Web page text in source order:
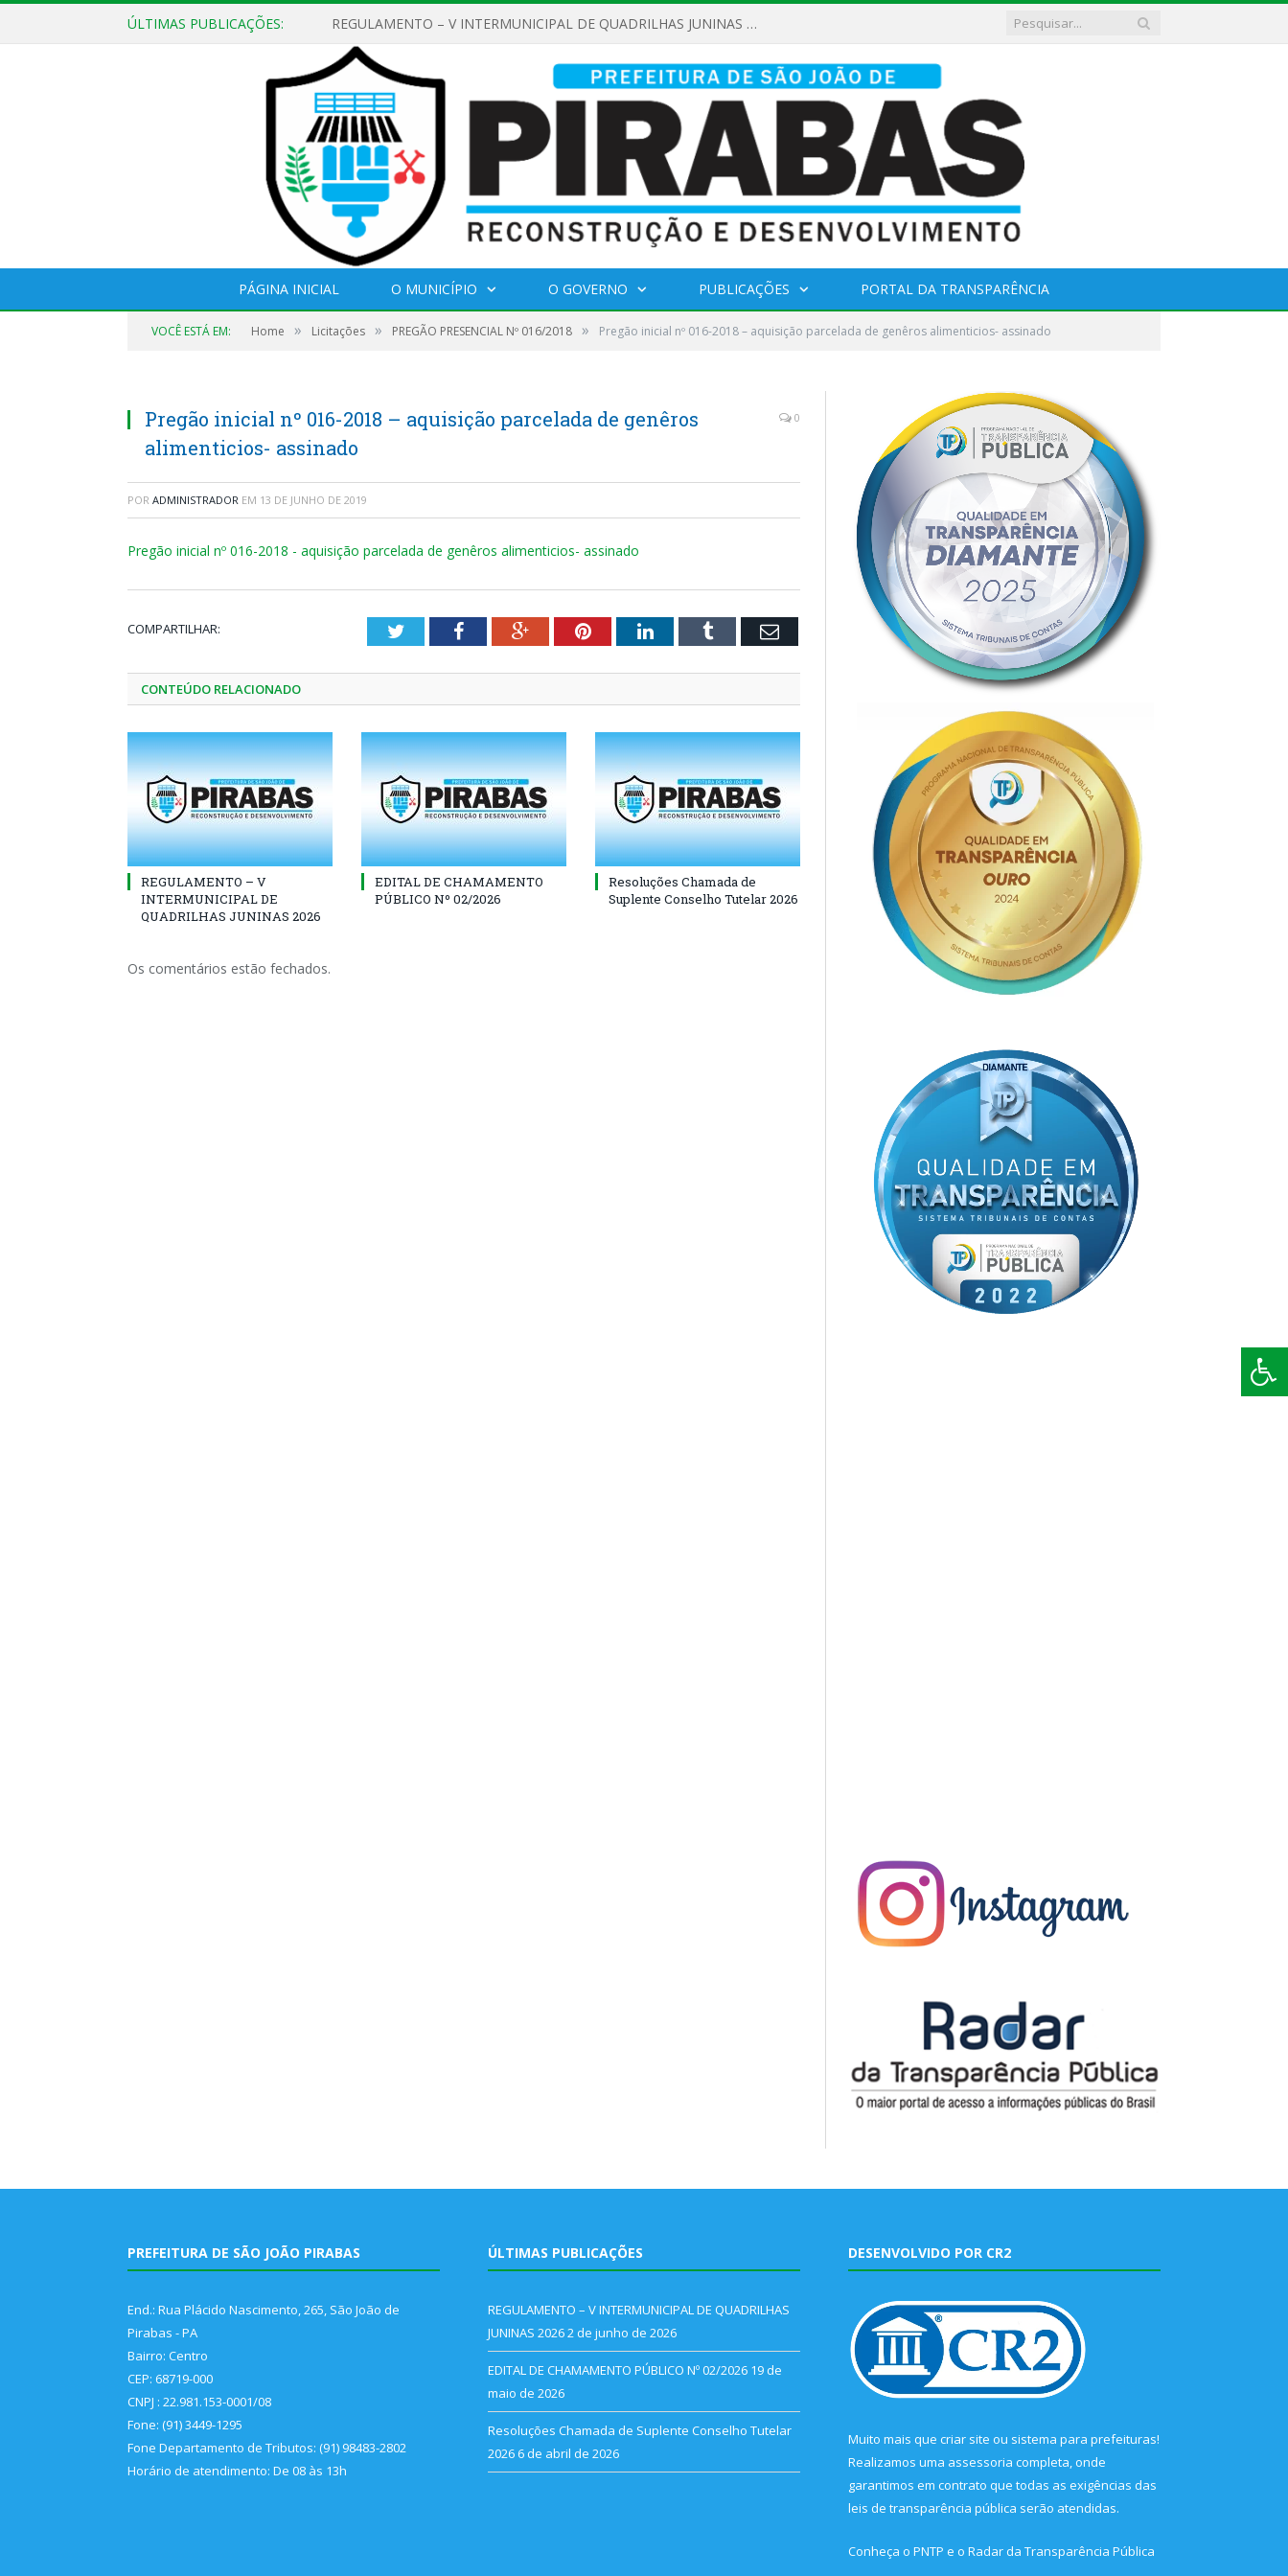
ÚLTIMAS PUBLICAÇÕES: REGULAMENTO – V INTERMUNICIPAL DE QUADRILHAS JUNINAS 2026
PÁGINA INICIAL O MUNICÍPIO O GOVERNO PUBLICAÇÕES PORTAL DA TRANSPARÊNCIA
VOCÊ ESTÁ EM: Home » Licitações » PREGÃO PRESENCIAL Nº 016/2018 » Pregão inicial nº 016-2018 – aquisição parcelada de genêros alimenticios- assinado
Pregão inicial nº 016-2018 – aquisição parcelada de genêros
alimenticios- assinado
0
POR ADMINISTRADOR EM 13 DE JUNHO DE 2019
Pregão inicial nº 016-2018 - aquisição parcelada de genêros alimenticios- assinado
COMPARTILHAR: TwitterFacebookGoogle+PinterestLinkedInTumblr Email
CONTEÚDO RELACIONADO
REGULAMENTO – V
INTERMUNICIPAL DE
QUADRILHAS JUNINAS 2026
EDITAL DE CHAMAMENTO
PÚBLICO Nº 02/2026
Resoluções Chamada de
Suplente Conselho Tutelar 2026
Os comentários estão fechados.
PREFEITURA DE SÃO JOÃO PIRABAS
End.: Rua Plácido Nascimento, 265, São João de
Pirabas - PA
Bairro: Centro
CEP: 68719-000
CNPJ : 22.981.153-0001/08
Fone: (91) 3449-1295
Fone Departamento de Tributos: (91) 98483-2802
Horário de atendimento: De 08 às 13h
ÚLTIMAS PUBLICAÇÕES
REGULAMENTO – V INTERMUNICIPAL DE QUADRILHAS
JUNINAS 20262 de junho de 2026
EDITAL DE CHAMAMENTO PÚBLICO Nº 02/2026 19 de
maio de 2026
Resoluções Chamada de Suplente Conselho Tutelar
2026 6 de abril de 2026
DESENVOLVIDO POR CR2
Muito mais que criar site ou sistema para prefeituras!
Realizamos uma assessoria completa, onde
garantimos em contrato que todas as exigências das
leis de transparência pública serão atendidas.
Conheça o PNTP e o Radar da Transparência Pública